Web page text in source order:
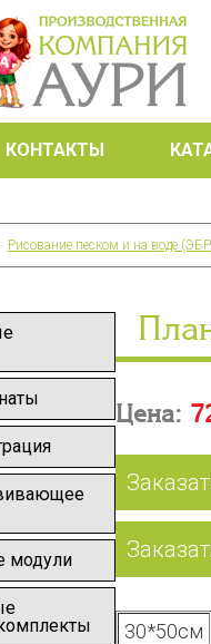
КОНТАКТЫ
Рисование песком и на воде
модули
Цена:
30*50см